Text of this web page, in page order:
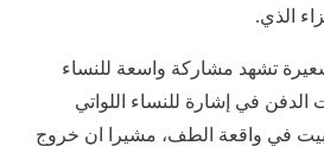
الذي.
تشهد مشاركة واسعة للنساء
الدفن في إشارة للنساء اللواتي
في واقعة الطف، مشيرا ان خروج